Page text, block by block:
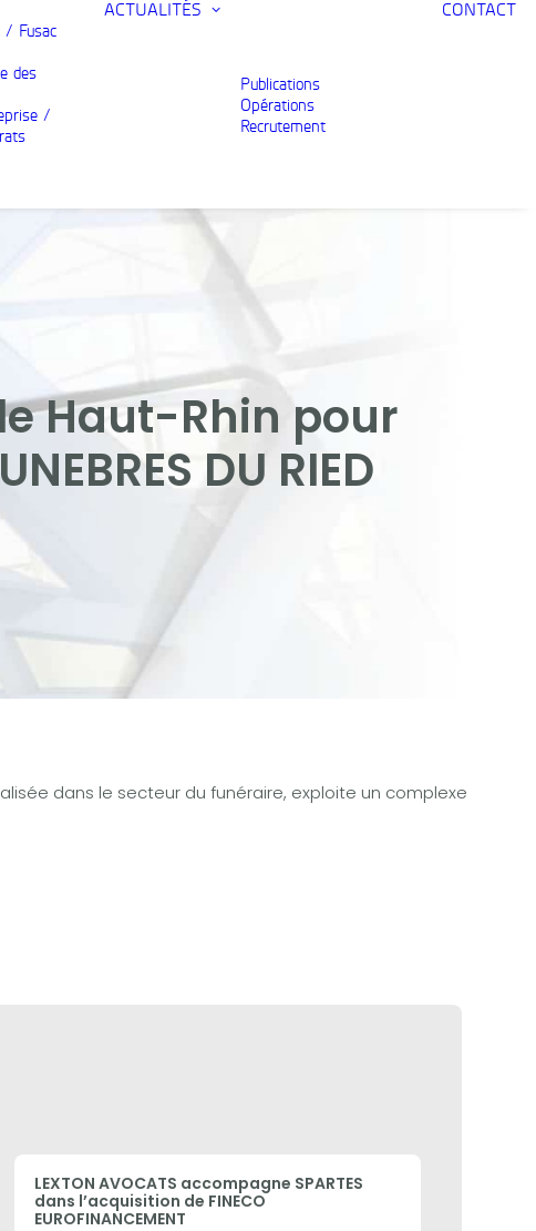
/ Fusac
des
/
ACTUALITÉS
Publications
Opérations
Recrutement
CONTACT
Haut-Rhin pour
DU RIED
dans le secteur du funéraire, exploite un complexe
LEXTON AVOCATS accompagne SPARTES
dans l’acquisition de FINECO
EUROFINANCEMENT